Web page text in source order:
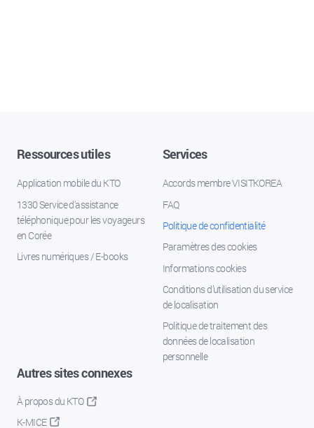
Ressources utiles
Application mobile du KTO
1330 Service d'assistance
téléphonique pour les voyageurs
en Corée
Livres numériques / E-books
Services
Accords membre VISITKOREA
FAQ
Politique de confidentialité
Paramètres des cookies
Informations cookies
Conditions d’utilisation du service
de localisation
Politique de traitement des
données de localisation
personnelle
Autres sites connexes
À propos du KTO
K-MICE